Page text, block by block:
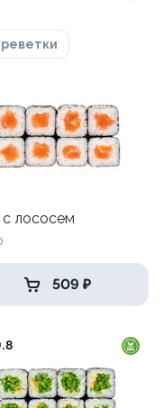
лососем
509 ₽